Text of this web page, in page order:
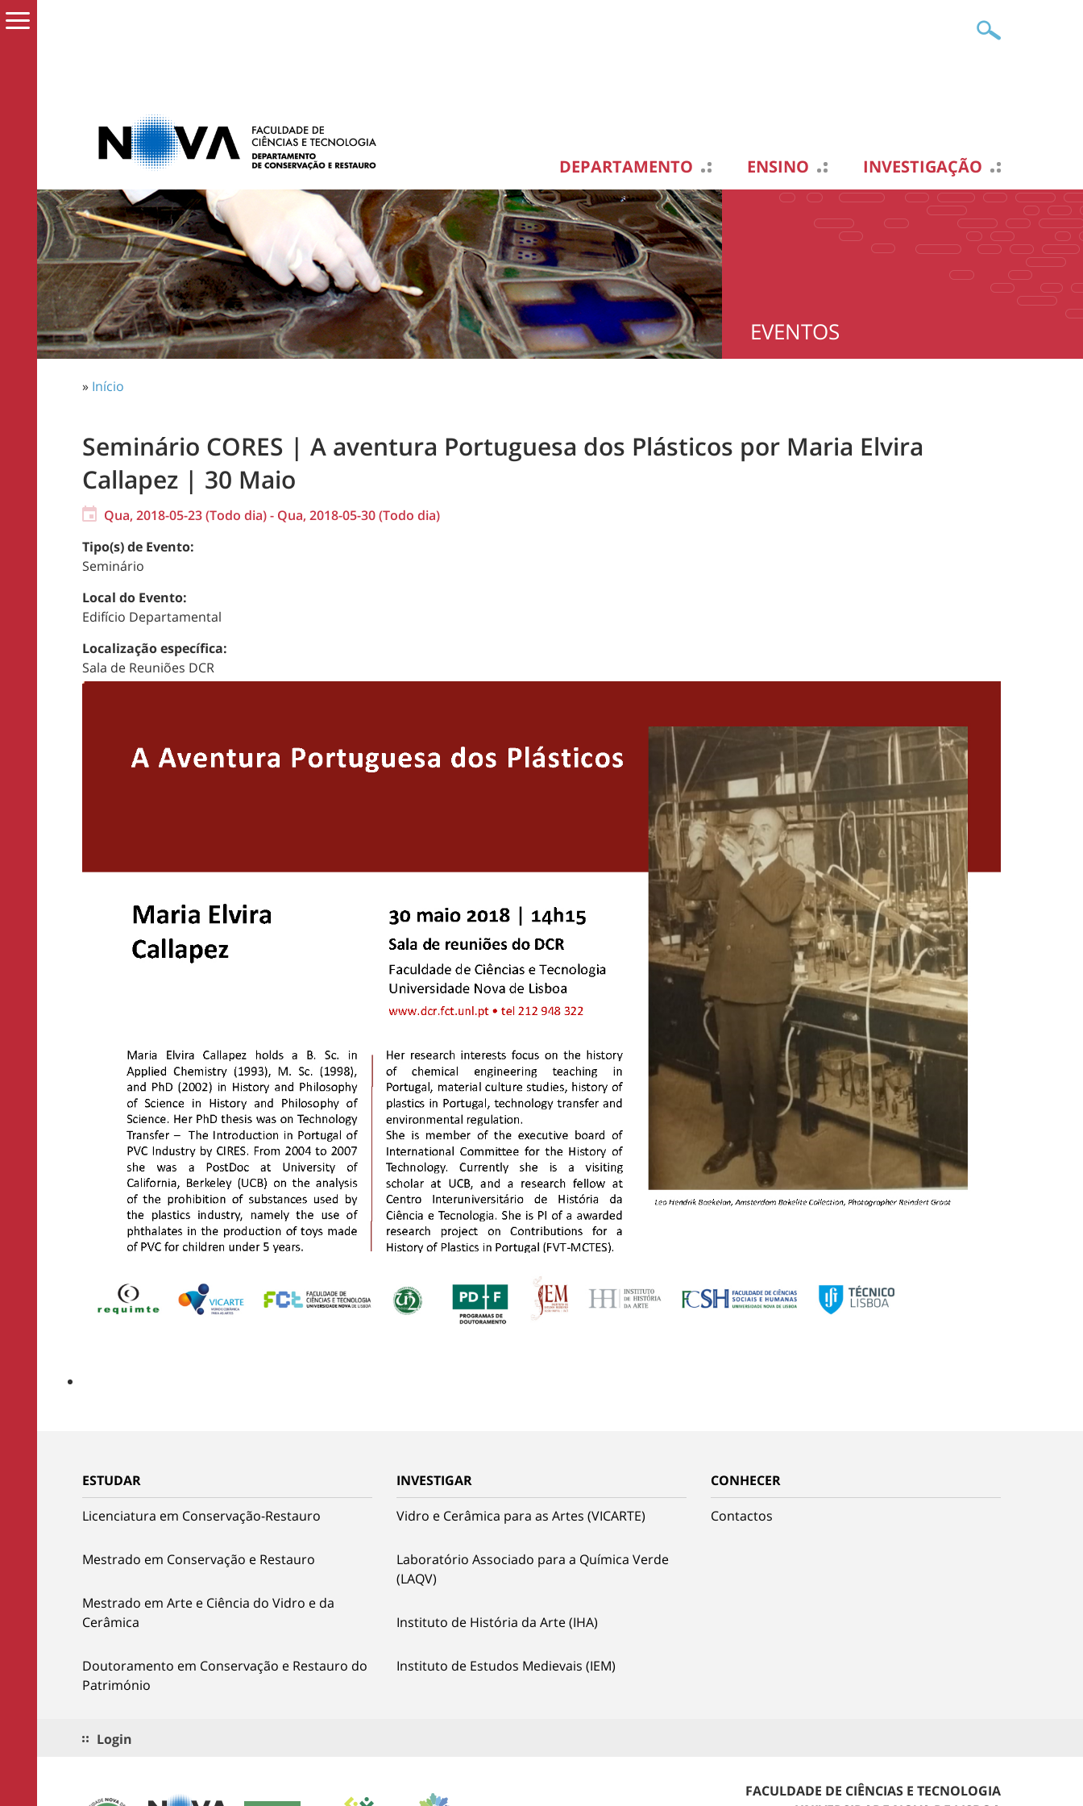
DEPARTAMENTO ENSINO INVESTIGAÇÃO
EVENTOS
» Início
Seminário CORES | A aventura Portuguesa dos Plásticos por Maria Elvira
Callapez | 30 Maio
Qua, 2018-05-23 (Todo dia)- Qua, 2018-05-30 (Todo dia)
Tipo(s) de Evento:
Seminário
Local do Evento:
Edifício Departamental
Localização específica:
Sala de Reuniões DCR
ESTUDAR
Licenciatura em Conservação-Restauro
Mestrado em Conservação e Restauro
Mestrado em Arte e Ciência do Vidro e da
Cerâmica
Doutoramento em Conservação e Restauro do
Património
INVESTIGAR
Vidro e Cerâmica para as Artes (VICARTE)
Laboratório Associado para a Química Verde
(LAQV)
Instituto de História da Arte (IHA)
Instituto de Estudos Medievais (IEM)
CONHECER
Contactos
Login
FACULDADE DE CIÊNCIAS E TECNOLOGIA